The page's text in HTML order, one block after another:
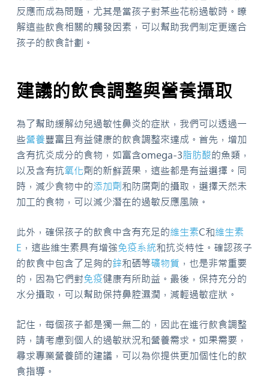
反應而成為問題，尤其是當孩子對某些花粉過敏時。瞭
解這些飲食相關的觸發因素，可以幫助我們制定更適合
孩子的飲食計劃。
建議的飲食調整與營養攝取
為了幫助緩解幼兒過敏性鼻炎的症狀，我們可以透過一
些營養豐富且有益健康的飲食調整來達成。首先，增加
含有抗炎成分的食物，如富含omega-3脂肪酸的魚類，
以及含有抗氧化劑的新鮮蔬果，這些都是有益選擇。同
時，減少食物中的添加劑 和防腐劑的攝取，選擇天然未
加工的食物，可以減少潛在的過敏反應風險。
此外，確保孩子的飲食中含有充足的維生素C和維生素
E ，這些維生素具有增強免疫系統和抗炎特性。確認孩子
的飲食中包含了足夠的鋅和硒等礦物質 ，也是非常重要
的，因為它們對免疫健康有所助益。最後，保持充分的
水分攝取，可以幫助保持鼻腔濕潤，減輕過敏症狀。
記住，每個孩子都是獨一無二的，因此在進行飲食調整
時，請考慮到個人的過敏狀況和營養需求。如果需要，
尋求專業營養師的建議，可以為你提供更加個性化的飲
食指導。